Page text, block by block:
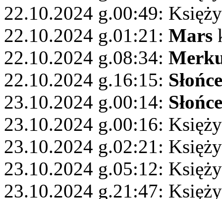
22.10.2024 g.00:49:
22.10.2024 g.01:21: Mars
22.10.2024 g.08:34:
22.10.2024 g.16:15: Słońce
23.10.2024 g.00:14: Słońce
23.10.2024 g.00:16:
23.10.2024 g.02:21:
23.10.2024 g.05:12:
23.10.2024 g.21:47: